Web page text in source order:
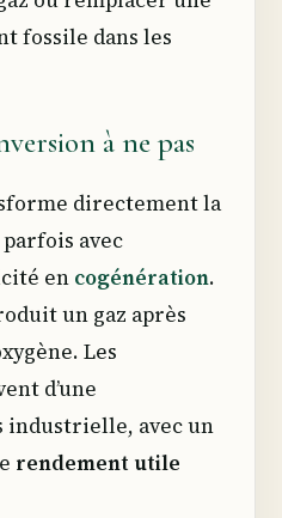
fossile dans les
à ne pas
directement la
avec
en cogénération.
un gaz après
Les
d’une
avec un
rendement utile